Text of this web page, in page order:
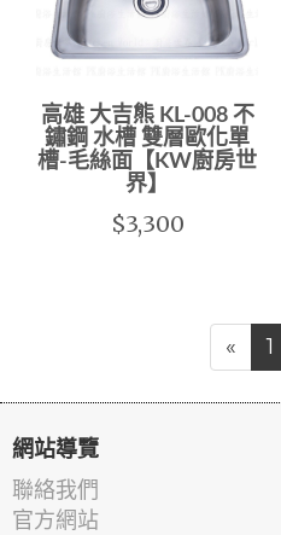
高雄 大吉熊 KL-008 不
鏽鋼 水槽 雙層歐化單
槽-毛絲面【KW廚房世
界】
$3,300
« 1
網站導覽
聯絡我們
官方網站